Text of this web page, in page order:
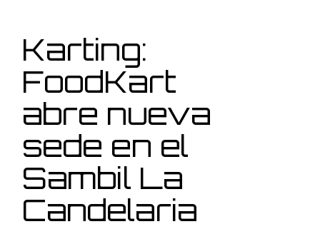
Karting:
FoodKart
abre nueva
sede en el
Sambil La
Candelaria